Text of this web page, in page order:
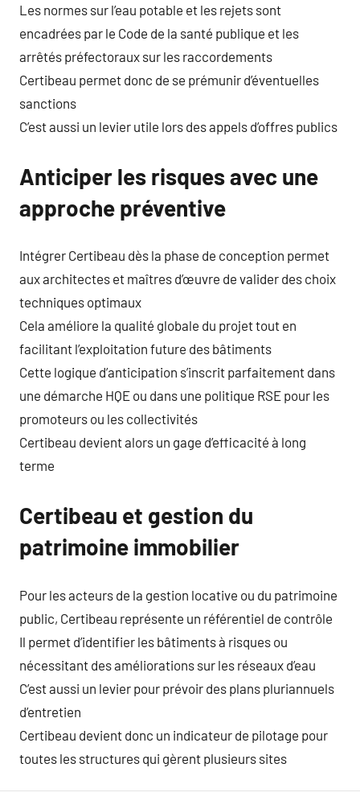
Les normes sur l’eau potable et les rejets sont
encadrées par le Code de la santé publique et les
arrêtés préfectoraux sur les raccordements
Certibeau permet donc de se prémunir d’éventuelles
sanctions
C’est aussi un levier utile lors des appels d’offres publics
Anticiper les risques avec une
approche préventive
Intégrer Certibeau dès la phase de conception permet
aux architectes et maîtres d’œuvre de valider des choix
techniques optimaux
Cela améliore la qualité globale du projet tout en
facilitant l’exploitation future des bâtiments
Cette logique d’anticipation s’inscrit parfaitement dans
une démarche HQE ou dans une politique RSE pour les
promoteurs ou les collectivités
Certibeau devient alors un gage d’efficacité à long
terme
Certibeau et gestion du
patrimoine immobilier
Pour les acteurs de la gestion locative ou du patrimoine
public, Certibeau représente un référentiel de contrôle
Il permet d’identifier les bâtiments à risques ou
nécessitant des améliorations sur les réseaux d’eau
C’est aussi un levier pour prévoir des plans pluriannuels
d’entretien
Certibeau devient donc un indicateur de pilotage pour
toutes les structures qui gèrent plusieurs sites